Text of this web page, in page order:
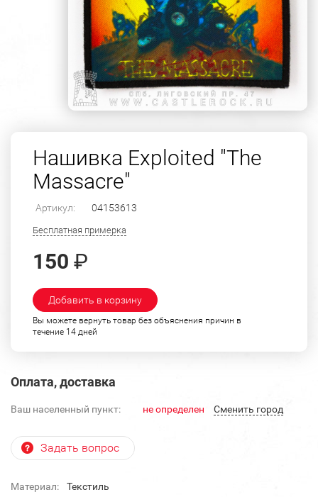
Нашивка Exploited "The
Massacre"
Артикул: 04153613
Бесплатная примерка
150 ₽
Добавить в корзину
Вы можете вернуть товар без объяснения причин в
течение 14 дней
Оплата, доставка
Ваш населенный пункт: не определен Cменить город
Задать вопрос
Материал:
Текстиль